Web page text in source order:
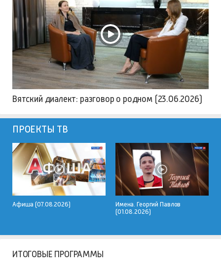
Вятский диалект: разговор о родном (23.06.2026)
ПРОЕКТЫ ТВ
Имена. Георгий Павлов
Почётные граждане Кировской
области: Василий Михайлович
ИТОГОВЫЕ ПРОГРАММЫ